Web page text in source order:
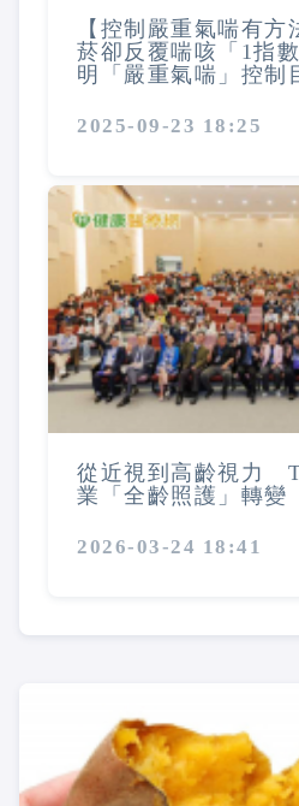
【控制嚴重氣喘有方
菸卻反覆喘咳「1指
明「嚴重氣喘」控制
2025-09-23 18:25
從近視到高齡視力
業「全齡照護」轉變
2026-03-24 18:41